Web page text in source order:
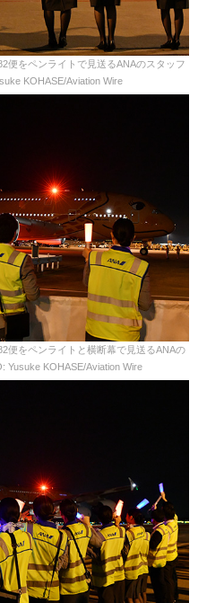
便をペンライトで見送るANAのスタッフ
KOHASE/Aviation Wire
便をペンライトと横断幕で見送るANAの
Yusuke KOHASE/Aviation Wire